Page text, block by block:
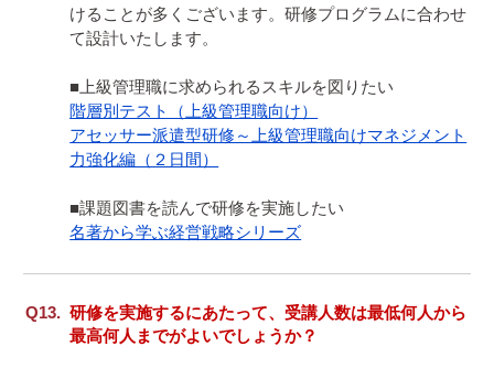
けることが多くございます。研修プログラムに合わせ
て設計いたします。
階層別テスト（上級管理職向け）
アセッサー派遣型研修～上級管理職向けマネジメント
力強化編（２日間）
名著から学ぶ経営戦略シリーズ
研修を実施するにあたって、受講人数は最低何人から
最高何人までがよいでしょうか？